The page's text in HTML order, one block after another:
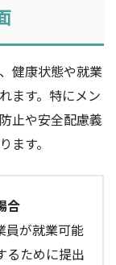
健康状態や就業
ます。特にメン
止や安全配慮義
す。
合
員が就業可能
るために提出